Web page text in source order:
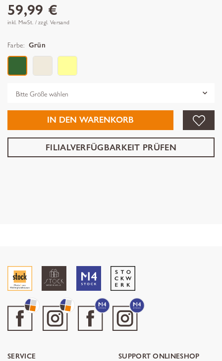
59,99 €
inkl. MwSt. / zzgl. Versand
Farbe: Grün
IN DEN WARENKORB
FILIALVERFÜGBARKEIT PRÜFEN
SERVICE SUPPORT ONLINESHOP